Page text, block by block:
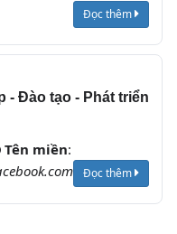
Đọc thêm
- Đào tạo - Phát triển
Tên miền:
Đọc thêm